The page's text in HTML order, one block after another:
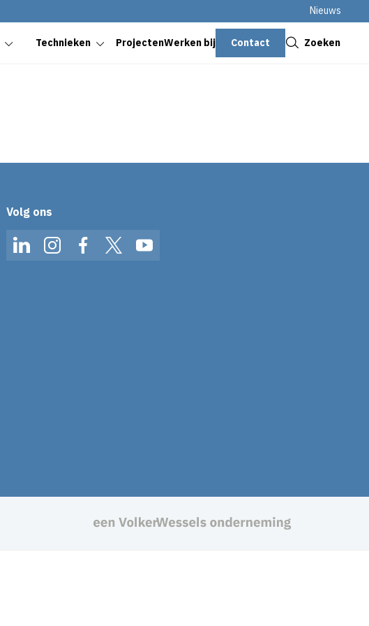
Nieuws
Technieken ProjectenWerken bij Contact Zoeken
Volg ons
LinkedInInstagramFacebookTwitterYouTube
Sluiten